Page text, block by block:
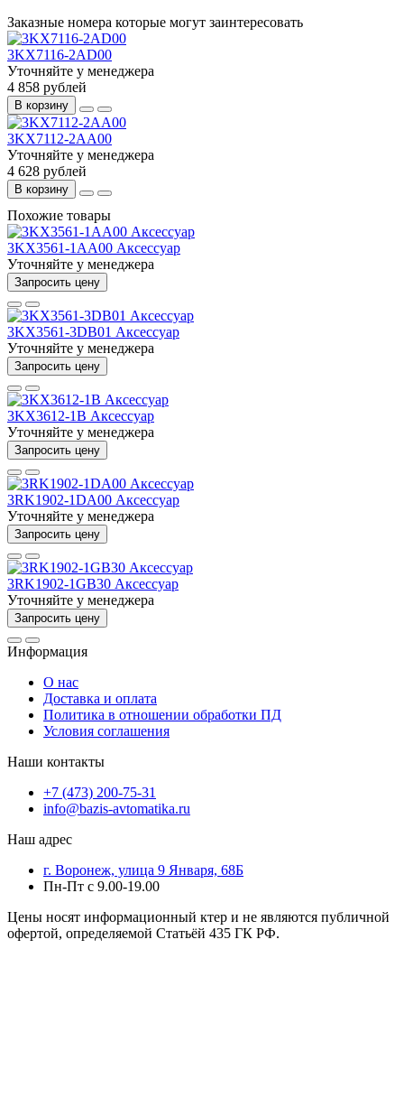
Заказные номера которые могут заинтересовать
3KX7116-2AD00
Уточняйте у менеджера
4 858 рублей
В корзину
3KX7112-2AA00
Уточняйте у менеджера
4 628 рублей
В корзину
Похожие товары
3KX3561-1AA00 Аксессуар
Уточняйте у менеджера
Запросить цену
3KX3561-3DB01 Аксессуар
Уточняйте у менеджера
Запросить цену
3KX3612-1B Аксессуар
Уточняйте у менеджера
Запросить цену
3RK1902-1DA00 Аксессуар
Уточняйте у менеджера
Запросить цену
3RK1902-1GB30 Аксессуар
Уточняйте у менеджера
Запросить цену
Информация
О нас
Доставка и оплата
Политика в отношении обработки ПД
Условия соглашения
Наши контакты
+7 (473) 200-75-31
info@bazis-avtomatika.ru
Наш адрес
г. Воронеж, улица 9 Января, 68Б
Пн-Пт с 9.00-19.00
Цены носят информационный ктер и не являются публичной
офертой, определяемой Статьёй 435 ГК РФ.